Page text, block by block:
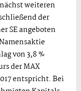
weiteren
der
SE angeboten
von 3,8 %
der MAX
entspricht. Bei